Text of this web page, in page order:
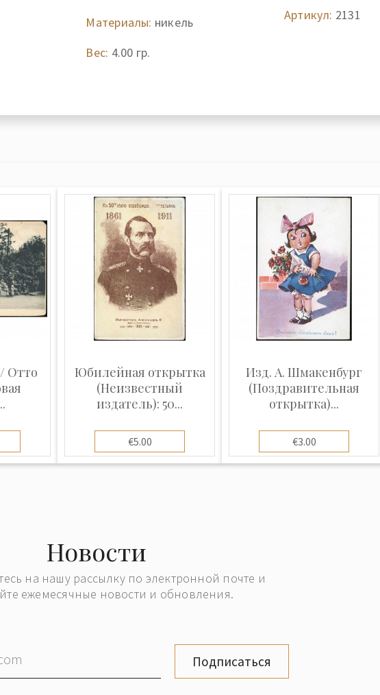
Материалы: никель
Вес: 4.00 гр.
Артикул: 2131
Отто
Юбилейная открытка
(Неизвестный
издатель): 50...
€5.00
Изд. А. Шмакенбург
(Поздравительная
открытка)...
€3.00
Новости
на нашу рассылку по электронной почте и
ежемесячные новости и обновления.
Подписаться